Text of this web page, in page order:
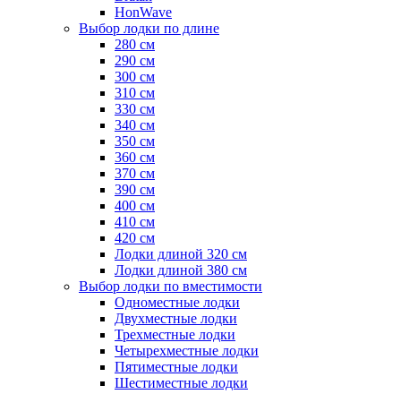
HonWave
Выбор лодки по длине
280 см
290 см
300 см
310 см
330 см
340 см
350 см
360 см
370 см
390 см
400 см
410 см
420 см
Лодки длиной 320 см
Лодки длиной 380 см
Выбор лодки по вместимости
Одноместные лодки
Двухместные лодки
Трехместные лодки
Четырехместные лодки
Пятиместные лодки
Шестиместные лодки